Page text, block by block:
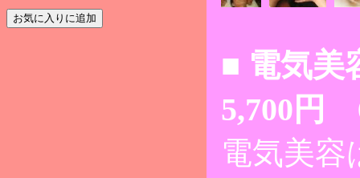
■ 電気
5,700円
電気美容